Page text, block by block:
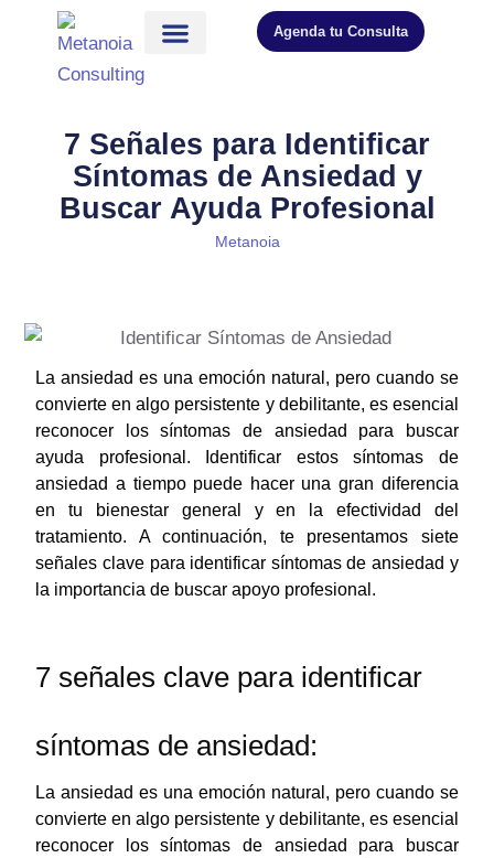
Agenda tu Consulta
7 Señales para Identificar
Síntomas de Ansiedad y
Buscar Ayuda Profesional
Metanoia
La ansiedad es una emoción natural, pero cuando se
convierte en algo persistente y debilitante, es esencial
reconocer los síntomas de ansiedad para buscar
ayuda profesional. Identificar estos síntomas de
ansiedad a tiempo puede hacer una gran diferencia
en tu bienestar general y en la efectividad del
tratamiento. A continuación, te presentamos siete
señales clave para identificar síntomas de ansiedad y
la importancia de buscar apoyo profesional.
7 señales clave para identificar
síntomas de ansiedad:
La ansiedad es una emoción natural, pero cuando se
convierte en algo persistente y debilitante, es esencial
reconocer los síntomas de ansiedad para buscar